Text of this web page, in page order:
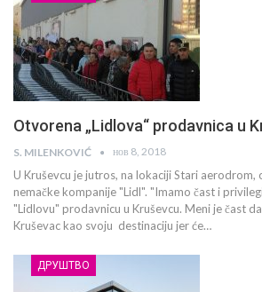
Otvorena „Lidlova“ prodavnica u
S. MILENKOVIĆ нов 8, 2018
U Kruševcu je jutros, na lokaciji Stari
nemačke kompanije "Lidl". "Imamo čast i
"Lidlovu" prodavnicu u Kruševcu. Meni je čast
Kruševac kao svoju destinaciju jer će…
ДРУШТВО